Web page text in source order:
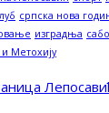
српска нова
изградња
Метохију